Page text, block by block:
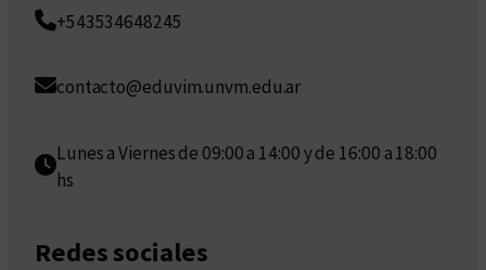
+543534648245
contacto@eduvim.unvm.edu.ar
Lunes a Viernes de 09:00 a 14:00 y de 16:00 a 18:00
hs
Redes sociales